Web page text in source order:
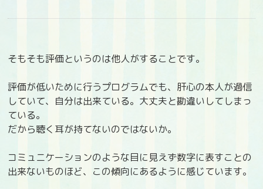
そもそも評価というのは他人がすることです。
評価が低いために行うプログラムでも、肝心の本人が過信
していて、自分は出来ている。大丈夫と勘違いしてしまっ
ている。
だから聴く耳が持てないのではないか。
コミュニケーションのような目に見えず数字に表すことの
出来ないものほど、この傾向にあるように感じています。